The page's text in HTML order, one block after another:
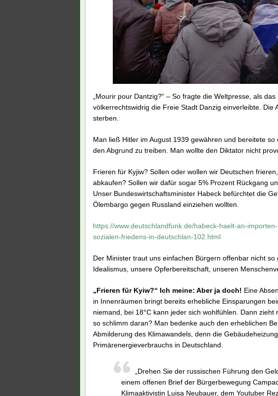
„Mourir pour Dantzig?“ – So fragte die Weltpresse, als
völkerrechtswidrig die Freie Stadt Danzig einverleibte. Die
sterben.
Man ließ Hitler im August 1939 gewähren und bereitete
den Abgrund zu treiben. Man wollte den Diktator nicht
Frieren für Kyjiw? Sollen oder wollen wir Deutschen
abkaufen? Sollen wir dafür sogar 5% Prozent Rückgang
Unser Bundeswirtschaftsminister Habeck befürchtet die
Ölembargo gegen Russland einziehen wollten.
https://www.deutschlandfunk.de/habeck-haelt-an-
sozialen-friedens-in-deutschlan-102.html
Der Minister traut uns einfachen Bürgern offenbar nicht
Idealismus, unsere Opferbereitschaft, unseren
„Frieren für Kyiw?“ Ich meine: Aber ja doch! Eine
in Innenräumen bringt bereits erhebliche Einsparungen
niemand, bei 18°C kann jeder sich wohlfühlen. Dann
so schlimm daran? Man bedenke auch den erheblichen
Abmilderung des Klimawandels, denn die
Primärenergieverbrauchs in Deutschland.
„Drehen Sie der russischen Führung den
einem offenen Brief der Bürgerbewegung
Klimaaktivistin Luisa Neubauer, dem Youtuber